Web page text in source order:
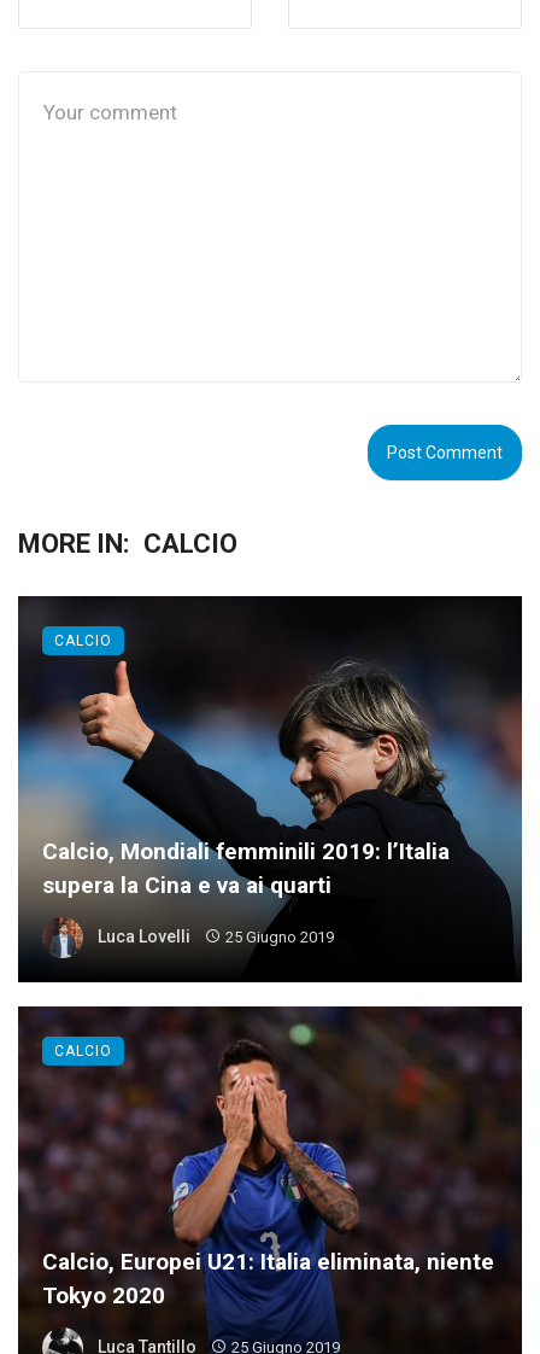
MORE IN: CALCIO
Calcio, Mondiali femminili 2019: l’Italia
supera la Cina e va ai quarti
Luca Lovelli 25 Giugno 2019
CALCIO
Calcio, Europei U21: Italia eliminata, niente
Tokyo 2020
Luca Tantillo 25 Giugno 2019
CALCIO